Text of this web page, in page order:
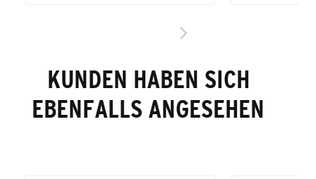
KUNDEN HABEN SICH
EBENFALLS ANGESEHEN